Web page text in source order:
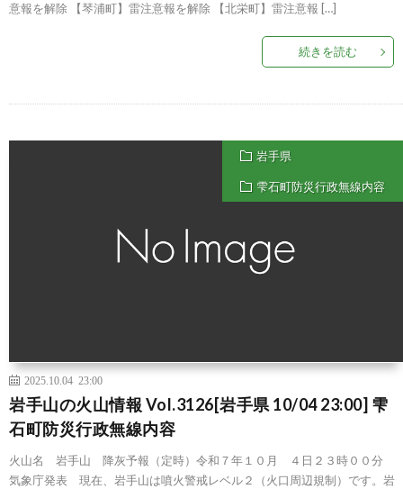
意報を解除 【琴浦町】雷注意報を解除 【北栄町】雷注意報 […]
続きを読む
岩手県
雫石町防災行政無線内容
2025.10.04 23:00
岩手山の火山情報 Vol.3126[岩手県 10/04 23:00] 雫
石町防災行政無線内容
火山名 岩手山 降灰予報（定時）令和７年１０月 ４日２３時００分
気象庁発表 現在、岩手山は噴火警戒レベル２（火口周辺規制）です。岩